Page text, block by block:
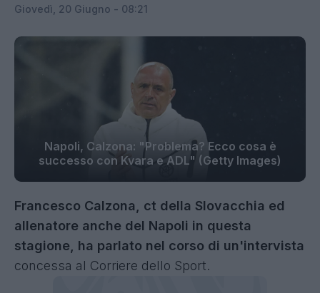
Giovedì, 20 Giugno - 08:21
Napoli, Calzona: "Problema? Ecco cosa è
successo con Kvara e ADL" (Getty Images)
Francesco Calzona, ct della Slovacchia ed
allenatore anche del Napoli in questa
stagione, ha parlato nel corso di un'intervista
concessa al Corriere dello Sport.